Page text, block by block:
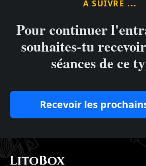
À SUIVRE ...
Pour continuer
souhaites-tu
séances de ce
Recevoir les